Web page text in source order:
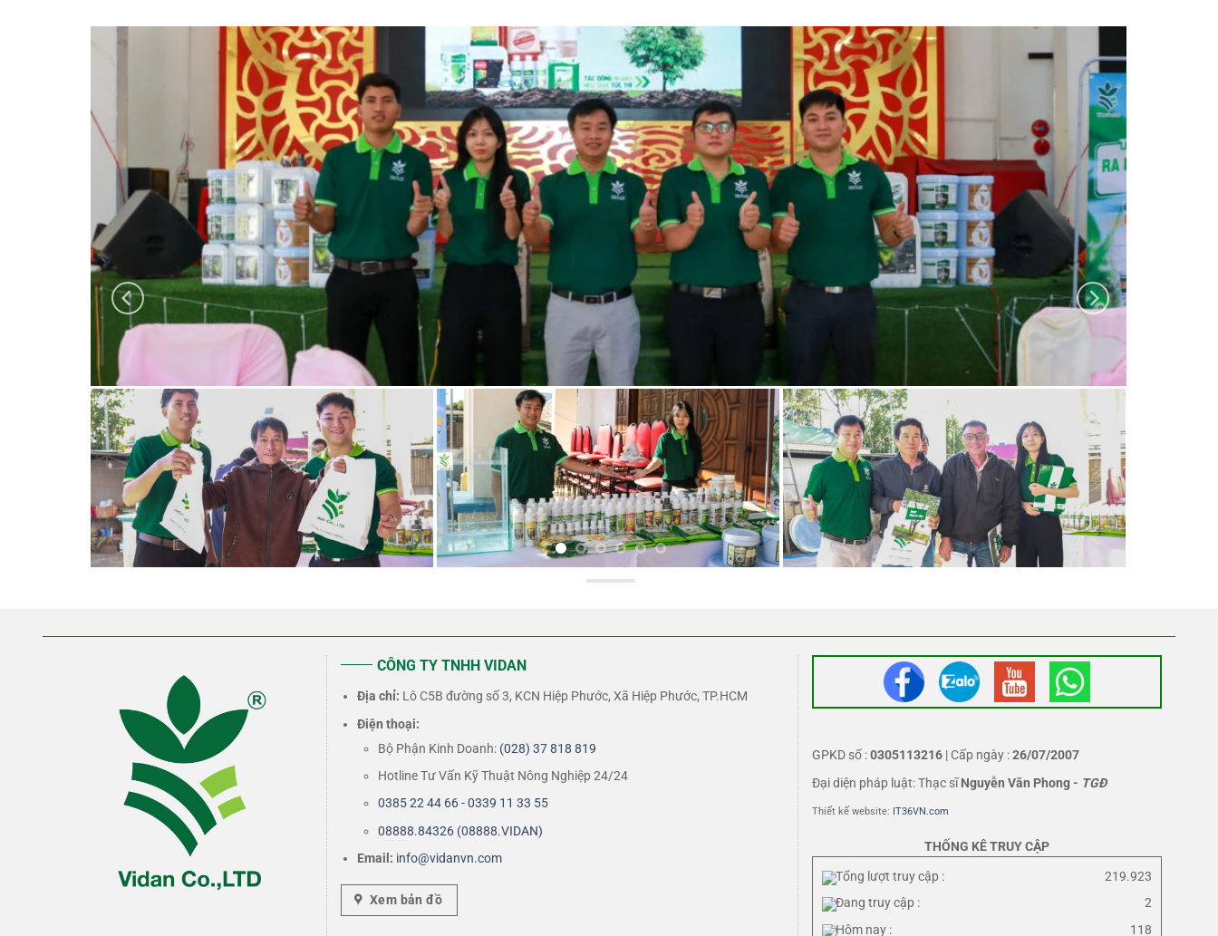
CÔNG TY TNHH VIDAN
Địa chỉ: Lô C5B đường số 3, KCN Hiệp Phước, Xã Hiệp Phước, TP.HCM
Điện thoại:
Bộ Phận Kinh Doanh: (028) 37 818 819
Hotline Tư Vấn Kỹ Thuật Nông Nghiệp 24/24
0385 22 44 66 - 0339 11 33 55
08888.84326 (08888.VIDAN)
Email: info@vidanvn.com
Xem bản đồ
GPKD số :0305113216 | Cấp ngày :26/07/2007
Đại diện pháp luật: Thạc sĩNguyễn Văn Phong- TGĐ
Thiết kế website: IT36VN.com
THỐNG KÊ TRUY CẬP
Tổng lượt truy cập :
219.923
Đang truy cập :
2
Hôm nay :
118